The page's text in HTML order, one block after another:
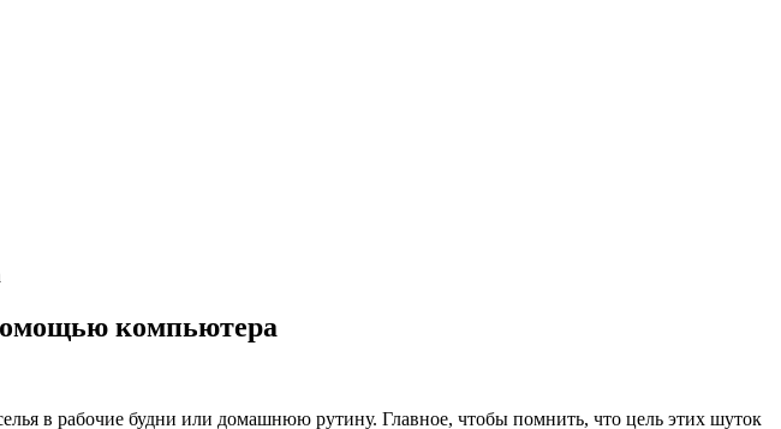
компьютера
в рабочие будни или домашнюю рутину. Главное, чтобы помнить, что цель этих шуток